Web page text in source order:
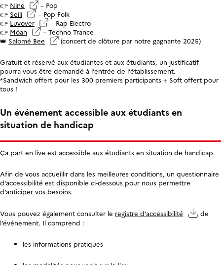
👉 Nine
– Pop
👉 Seili
– Pop Folk
👉 Luvover
– Rap Electro
👉 Möan
– Techno Trance
👑 Salomé Bee (concert de clôture par notre gagnante 2025)
Gratuit et réservé aux étudiantes et aux étudiants, un justificatif
pourra vous être demandé à l’entrée de l’établissement.
*Sandwich offert pour les 300 premiers participants + Soft offert pour
tous !
Un événement accessible aux étudiants en
situation de handicap
Ça part en live est accessible aux étudiants en situation de handicap.
Afin de vous accueillir dans les meilleures conditions, un questionnaire
d’accessibilité est disponible ci-dessous pour nous permettre
d’anticiper vos besoins.
Vous pouvez également consulter le registre d’accessibilité
de
l’événement. Il comprend :
les informations pratiques